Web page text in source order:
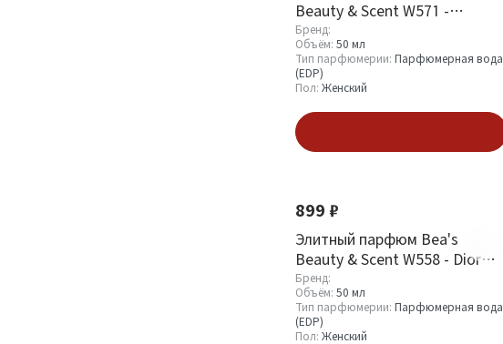
Beauty & Scent W571 -
Christian Dior Joy
Бренд:
Объём: 50 мл
Тип парфюмерии: Парфюмерная вода
(EDP)
Пол: Женский
899 ₽
Элитный парфюм Bea's
Beauty & Scent W558 - Dior
Pure Poison
Бренд:
Объём: 50 мл
Тип парфюмерии: Парфюмерная вода
(EDP)
Пол: Женский